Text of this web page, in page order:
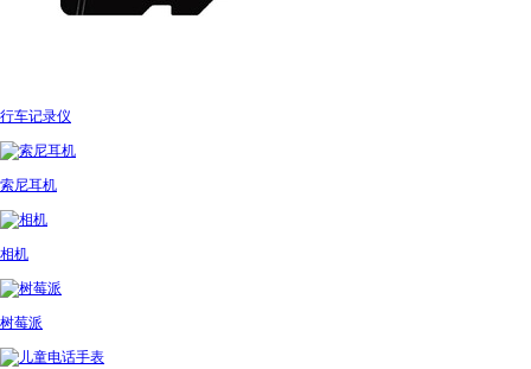
行车记录仪
索尼耳机
相机
树莓派